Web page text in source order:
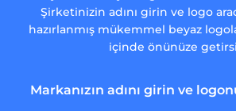
Şirketinizin adını girin ve logo
hazırlanmış mükemmel beyaz
içinde önünüze
Markanızın adını girin ve